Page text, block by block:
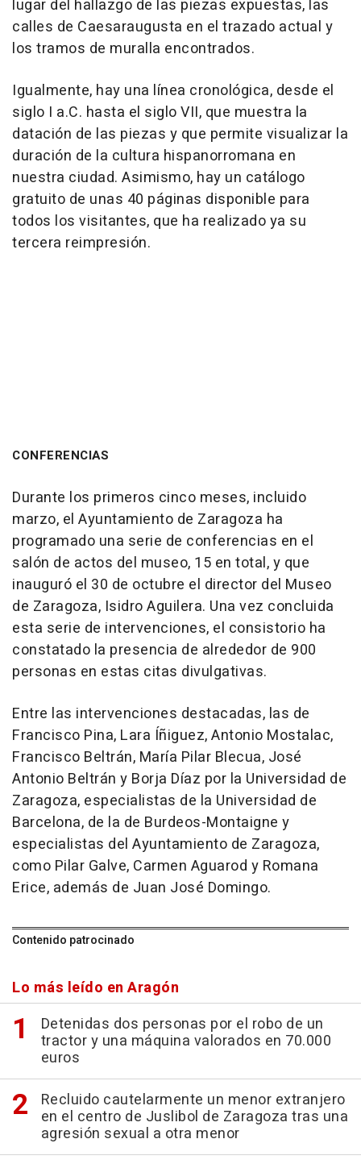
lugar del hallazgo de las piezas expuestas, las
calles de Caesaraugusta en el trazado actual y
los tramos de muralla encontrados.
Igualmente, hay una línea cronológica, desde el
siglo I a.C. hasta el siglo VII, que muestra la
datación de las piezas y que permite visualizar la
duración de la cultura hispanorromana en
nuestra ciudad. Asimismo, hay un catálogo
gratuito de unas 40 páginas disponible para
todos los visitantes, que ha realizado ya su
tercera reimpresión.
CONFERENCIAS
Durante los primeros cinco meses, incluido
marzo, el Ayuntamiento de Zaragoza ha
programado una serie de conferencias en el
salón de actos del museo, 15 en total, y que
inauguró el 30 de octubre el director del Museo
de Zaragoza, Isidro Aguilera. Una vez concluida
esta serie de intervenciones, el consistorio ha
constatado la presencia de alrededor de 900
personas en estas citas divulgativas.
Entre las intervenciones destacadas, las de
Francisco Pina, Lara Íñiguez, Antonio Mostalac,
Francisco Beltrán, María Pilar Blecua, José
Antonio Beltrán y Borja Díaz por la Universidad de
Zaragoza, especialistas de la Universidad de
Barcelona, de la de Burdeos-Montaigne y
especialistas del Ayuntamiento de Zaragoza,
como Pilar Galve, Carmen Aguarod y Romana
Erice, además de Juan José Domingo.
Contenido patrocinado
Lo más leído en Aragón
Detenidas dos personas por el robo de un
tractor y una máquina valorados en 70.000
euros
Recluido cautelarmente un menor extranjero
en el centro de Juslibol de Zaragoza tras una
agresión sexual a otra menor